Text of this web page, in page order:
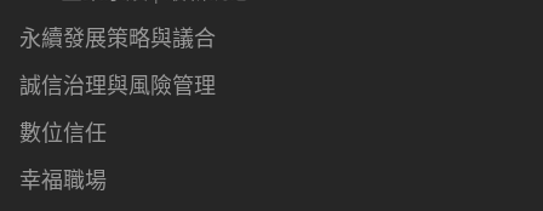
永續發展策略與議合
誠信治理與風險管理
數位信任
幸福職場